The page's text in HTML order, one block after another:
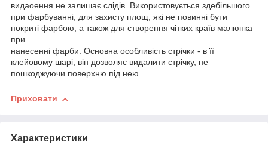
видаоення не залишає слідів. Використовується здебільшого
при фарбуванні, для захисту площ, які не повинні бути
покриті фарбою, а також для створення чітких країв малюнка
при
нанесенні фарби. Основна особливість стрічки - в її
клейовому шарі, він дозволяє видалити стрічку, не
пошкоджуючи поверхню під нею.
Приховати
Характеристики